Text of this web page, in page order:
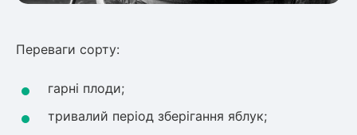
Переваги сорту:
гарні плоди;
тривалий період зберігання яблук;